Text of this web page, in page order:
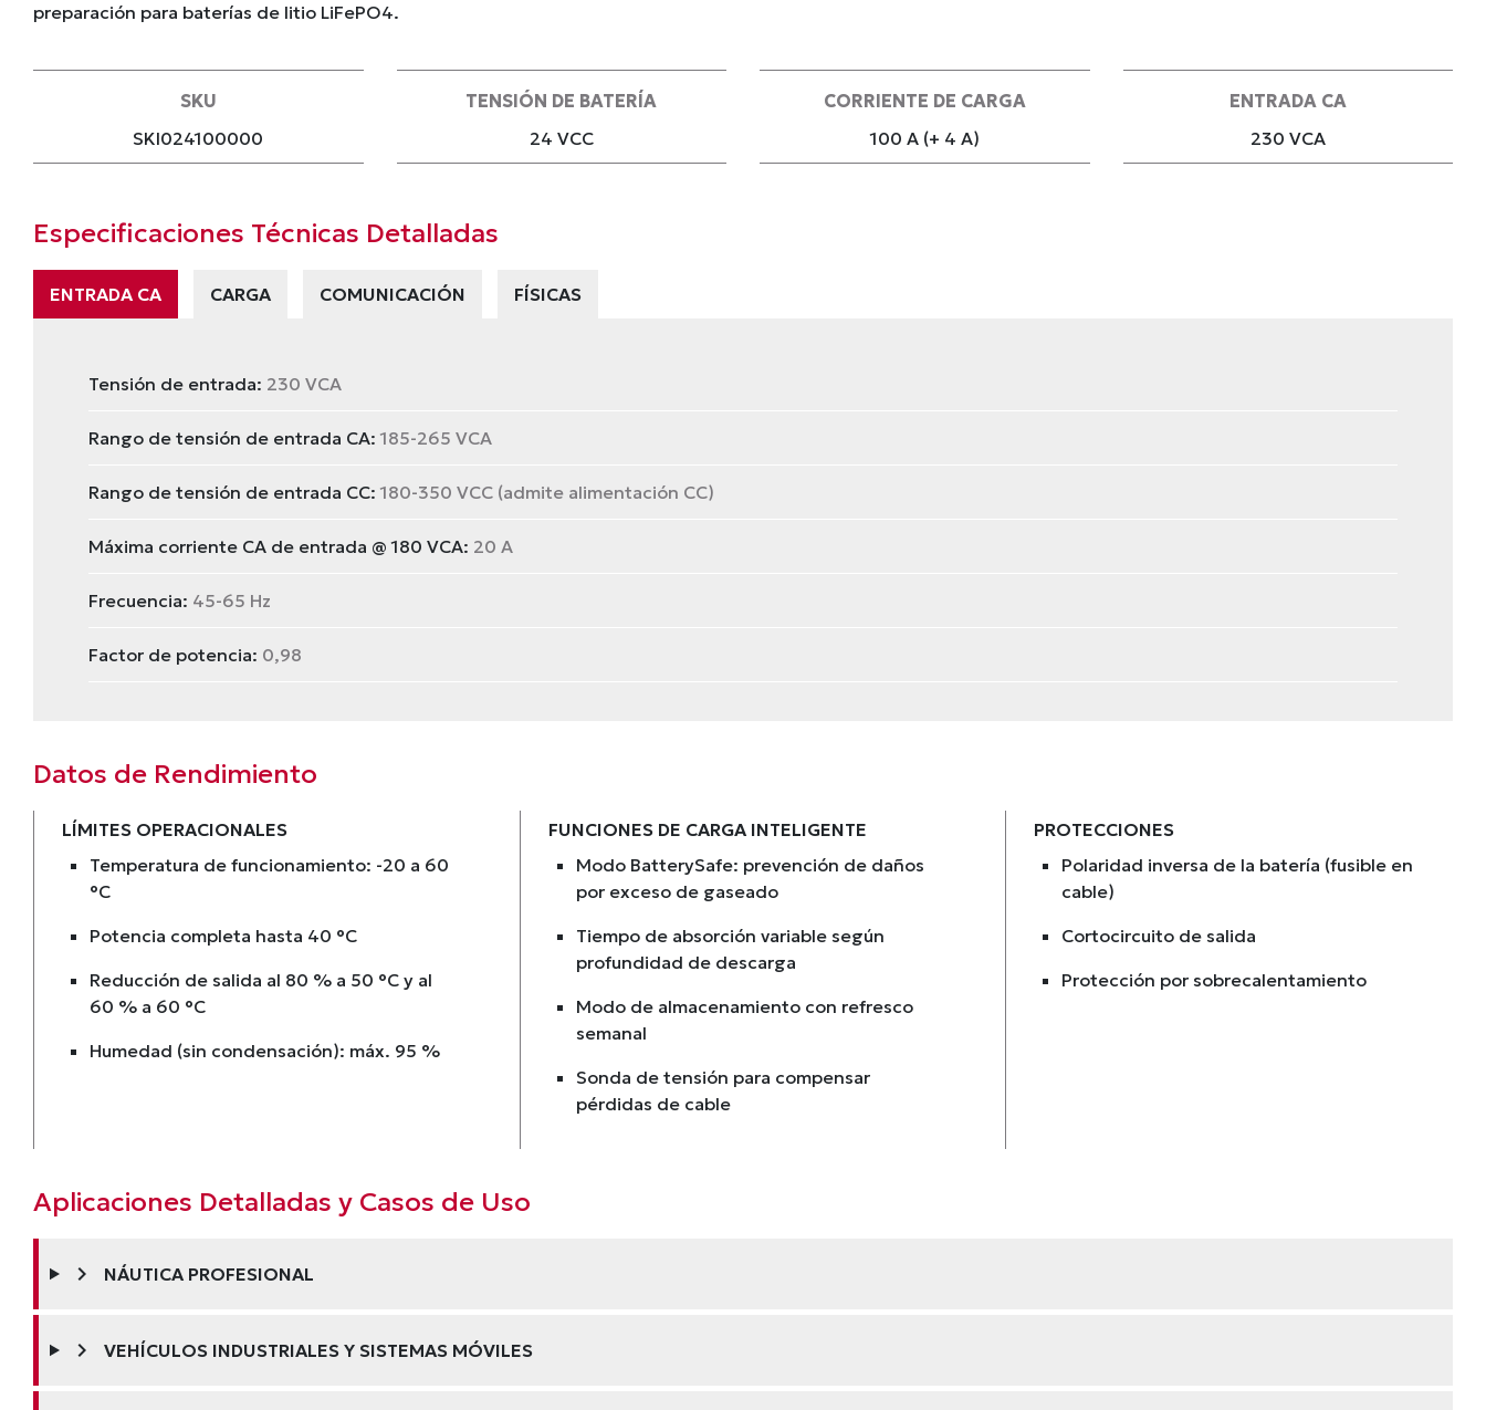
preparación para baterías de litio LiFePO4.
SKU
SKI024100000
TENSIÓN DE BATERÍA
24 VCC
CORRIENTE DE CARGA
100 A (+ 4 A)
ENTRADA CA
230 VCA
Especificaciones Técnicas Detalladas
ENTRADA CA CARGA COMUNICACIÓN FÍSICAS
Tensión de entrada: 230 VCA
Rango de tensión de entrada CA: 185-265 VCA
Rango de tensión de entrada CC: 180-350 VCC (admite alimentación CC)
Máxima corriente CA de entrada @ 180 VCA: 20 A
Frecuencia: 45-65 Hz
Factor de potencia: 0,98
Datos de Rendimiento
LÍMITES OPERACIONALES
Temperatura de funcionamiento: -20 a 60
°C
Potencia completa hasta 40 °C
Reducción de salida al 80 % a 50 °C y al
60 % a 60 °C
Humedad (sin condensación): máx. 95 %
FUNCIONES DE CARGA INTELIGENTE
Modo BatterySafe: prevención de daños
por exceso de gaseado
Tiempo de absorción variable según
profundidad de descarga
Modo de almacenamiento con refresco
semanal
Sonda de tensión para compensar
pérdidas de cable
PROTECCIONES
Polaridad inversa de la batería (fusible en
cable)
Cortocircuito de salida
Protección por sobrecalentamiento
Aplicaciones Detalladas y Casos de Uso
chevron_right NÁUTICA PROFESIONAL
chevron_right VEHÍCULOS INDUSTRIALES Y SISTEMAS MÓVILES